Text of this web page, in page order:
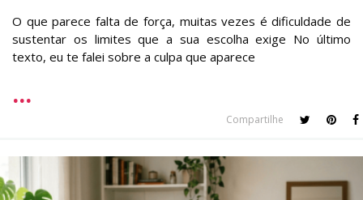
O que parece falta de força, muitas vezes é dificuldade de
sustentar os limites que a sua escolha exige No último
texto, eu te falei sobre a culpa que aparece
Compartilhe